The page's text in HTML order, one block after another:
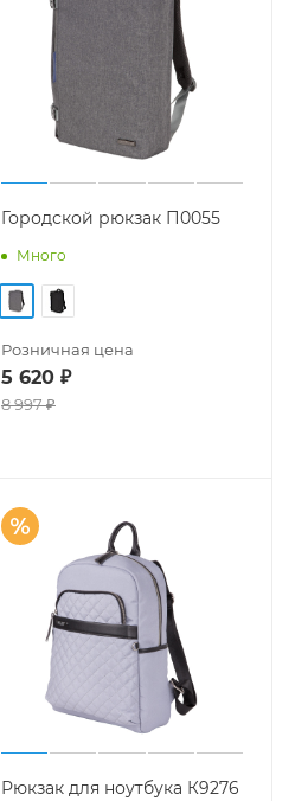
Городской рюкзак П0055
Много
Розничная цена
5 620 ₽
8 997₽
Рюкзак для ноутбука К9276